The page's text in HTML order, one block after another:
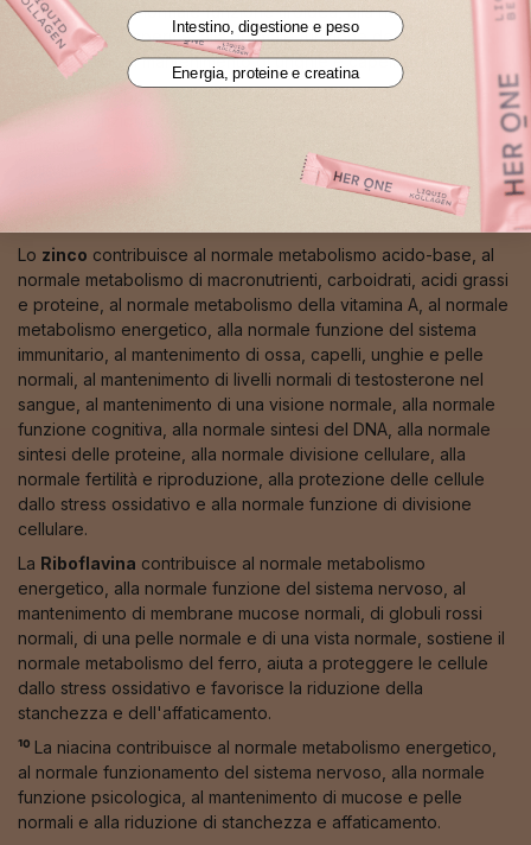
ossidativo, alla normale funzione tiroidea, alla normale
produzione di sperma, alla normale funzione del sistema
immunitario e al mantenimento di unghie e capelli normali.
dallo stress ossidativo, alla normale pigmentazione di pelle e
capelli, al normale trasporto del ferro e alla normale
Lo zinco contribuisce al normale metabolismo acido-base, al
normale metabolismo di macronutrienti, carboidrati, acidi grassi
e proteine, al normale metabolismo della vitamina A, al normale
metabolismo energetico, alla normale funzione del sistema
immunitario, al mantenimento di ossa, capelli, unghie e pelle
normali, al mantenimento di livelli normali di testosterone nel
sangue, al mantenimento di una visione normale, alla normale
funzione cognitiva, alla normale sintesi del DNA, alla normale
sintesi delle proteine, alla normale divisione cellulare, alla
normale fertilità e riproduzione, alla protezione delle cellule
dallo stress ossidativo e alla normale funzione di divisione
cellulare.
La Riboflavina contribuisce al normale metabolismo
energetico, alla normale funzione del sistema nervoso, al
mantenimento di membrane mucose normali, di globuli rossi
normali, di una pelle normale e di una vista normale, sostiene il
normale metabolismo del ferro, aiuta a proteggere le cellule
dallo stress ossidativo e favorisce la riduzione della
stanchezza e dell'affaticamento.
¹⁰ La niacina contribuisce al normale metabolismo energetico,
al normale funzionamento del sistema nervoso, alla normale
funzione psicologica, al mantenimento di mucose e pelle
normali e alla riduzione di stanchezza e affaticamento.
Intestino, digestione e peso
Energia, proteine e creatina